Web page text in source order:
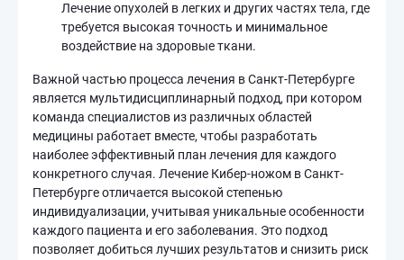
Лечение опухолей в легких и других частях тела, где
требуется высокая точность и минимальное
воздействие на здоровые ткани.
Важной частью процесса лечения в Санкт-Петербурге
является мультидисциплинарный подход, при котором
команда специалистов из различных областей
медицины работает вместе, чтобы разработать
наиболее эффективный план лечения для каждого
конкретного случая. Лечение Кибер-ножом в Санкт-
Петербурге отличается высокой степенью
индивидуализации, учитывая уникальные особенности
каждого пациента и его заболевания. Это подход
позволяет добиться лучших результатов и снизить риск